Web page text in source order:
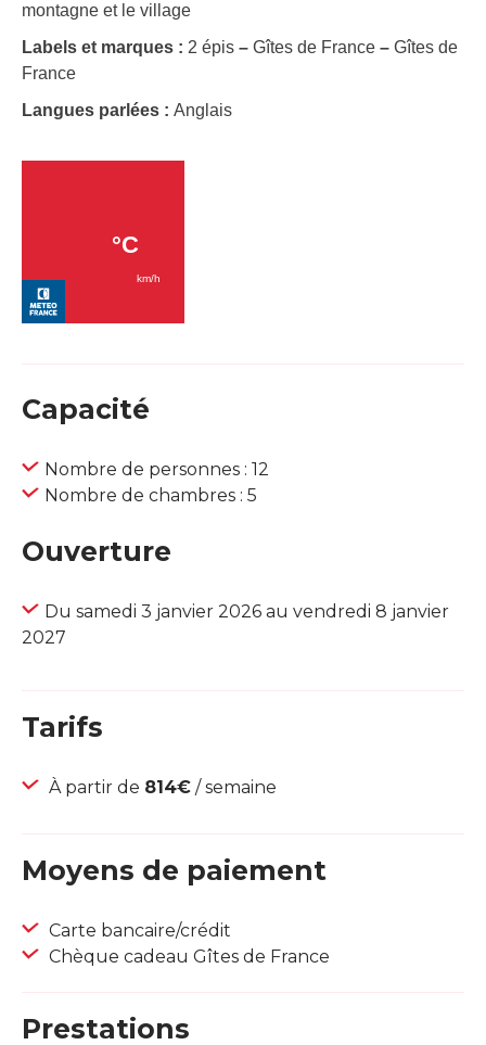
montagne et le village
Labels et marques : 2 épis – Gîtes de France – Gîtes de
France
Langues parlées : Anglais
Capacité
Nombre de personnes : 12
Nombre de chambres : 5
Ouverture
Du samedi 3 janvier 2026 au vendredi 8 janvier
2027
Tarifs
À partir de 814€ / semaine
Moyens de paiement
Carte bancaire/crédit
Chèque cadeau Gîtes de France
Prestations